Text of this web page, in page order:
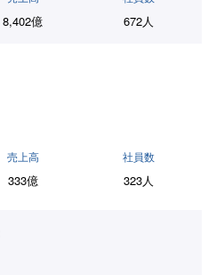
8,402億 672人
売上高
333億
社員数
323人